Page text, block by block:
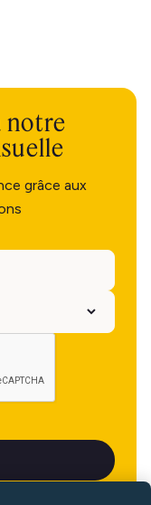
notre
grâce aux